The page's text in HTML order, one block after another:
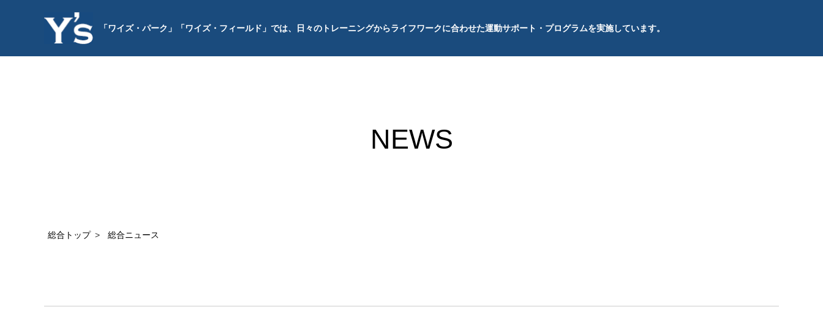
「ワイズ・パーク」「ワイズ・フィールド」では、日々のトレーニングからライフワークに合わせた運動サポート・プログラムを実施しています。
NEWS
総合トップ 総合ニュース